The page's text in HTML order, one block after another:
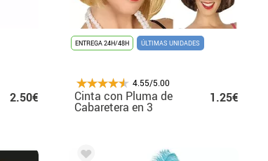
2.50€
ENTREGA 24H/48H ÚLTIMAS UNIDADES
4.55/5.00
Cinta con Pluma de
Cabaretera en 3
1.25€